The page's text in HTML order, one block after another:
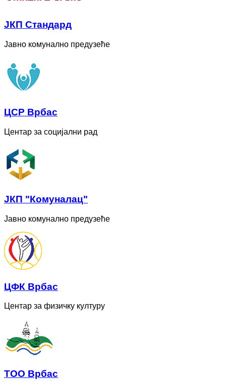
ЈКП Стандард
Јавно комунално предузеће
ЦСР Врбас
Центар за социјални рад
ЈКП "Комуналац"
Јавно комунално предузеће
ЦФК Врбас
Центар за физичку културу
ТОО Врбас